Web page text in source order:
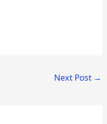
Next Post →